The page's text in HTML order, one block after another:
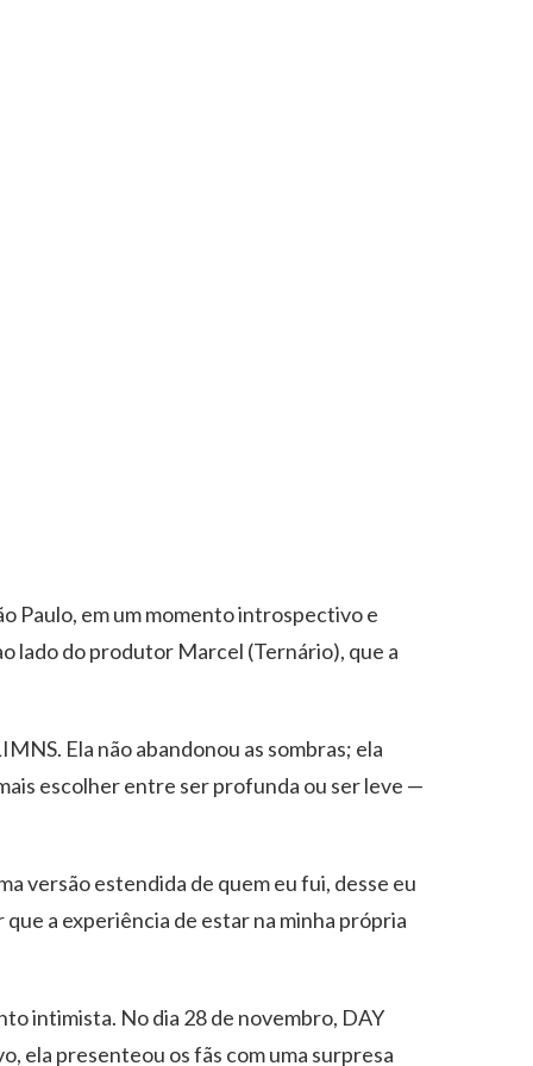
Paulo, em um momento introspectivo e
lado do produtor Marcel (Ternário), que a
Ela não abandonou as sombras; ela
escolher entre ser profunda ou ser leve —
versão estendida de quem eu fui, desse eu
a experiência de estar na minha própria
intimista. No dia 28 de novembro, DAY
ela presenteou os fãs com uma surpresa